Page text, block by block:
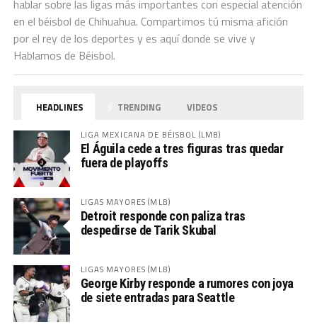
hablar sobre las ligas más importantes con especial atención
en el béisbol de Chihuahua. Compartimos tú misma afición
por el rey de los deportes y es aquí donde se vive y
Hablamos de Béisbol.
HEADLINES TRENDING VIDEOS
LIGA MEXICANA DE BÉISBOL (LMB)
El Águila cede a tres figuras tras quedar
fuera de playoffs
LIGAS MAYORES (MLB)
Detroit responde con paliza tras
despedirse de Tarik Skubal
LIGAS MAYORES (MLB)
George Kirby responde a rumores con joya
de siete entradas para Seattle